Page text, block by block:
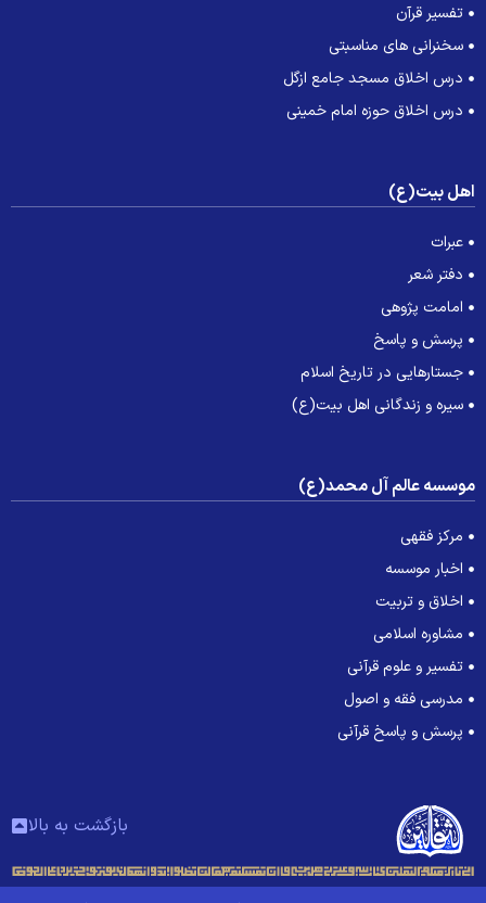
تفسیر قرآن
سخنرانی های مناسبتی
درس اخلاق مسجد جامع ازگل
درس اخلاق حوزه امام خمینی
بیت(ع)
عبرات
دفتر شعر
امامت پژوهی
پرسش و پاسخ
جستارهایی در تاریخ اسلام
سیره و زندگانی اهل بیت(ع)
عالم آل محمد(ع)
مرکز فقهی
اخبار موسسه
اخلاق و تربیت
مشاوره اسلامی
تفسیر و علوم قرآنی
مدرسی فقه و اصول
پرسش و پاسخ قرآنی
بازگشت به بالا